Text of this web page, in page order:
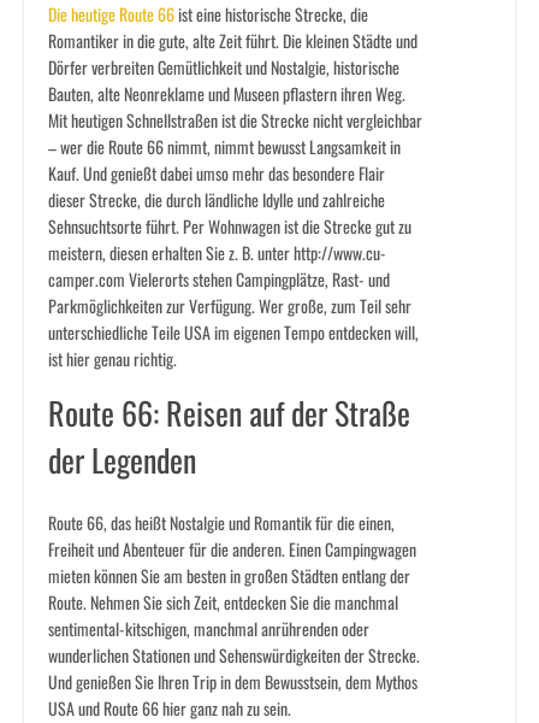
Die heutige Route 66ist eine historische Strecke, die
Romantiker in die gute, alte Zeit führt. Die kleinen Städte und
Dörfer verbreiten Gemütlichkeit und Nostalgie, historische
Bauten, alte Neonreklame und Museen pflastern ihren Weg.
Mit heutigen Schnellstraßen ist die Strecke nicht vergleichbar
– wer die Route 66 nimmt, nimmt bewusst Langsamkeit in
Kauf. Und genießt dabei umso mehr das besondere Flair
dieser Strecke, die durch ländliche Idylle und zahlreiche
Sehnsuchtsorte führt. Per Wohnwagen ist die Strecke gut zu
meistern, diesen erhalten Sie z. B. unter http://www.cu-
camper.com Vielerorts stehen Campingplätze, Rast- und
Parkmöglichkeiten zur Verfügung. Wer große, zum Teil sehr
unterschiedliche Teile USA im eigenen Tempo entdecken will,
ist hier genau richtig.
Route 66: Reisen auf der Straße
der Legenden
Route 66, das heißt Nostalgie und Romantik für die einen,
Freiheit und Abenteuer für die anderen. Einen Campingwagen
mieten können Sie am besten in großen Städten entlang der
Route. Nehmen Sie sich Zeit, entdecken Sie die manchmal
sentimental-kitschigen, manchmal anrührenden oder
wunderlichen Stationen und Sehenswürdigkeiten der Strecke.
Und genießen Sie Ihren Trip in dem Bewusstsein, dem Mythos
USA und Route 66 hier ganz nah zu sein.